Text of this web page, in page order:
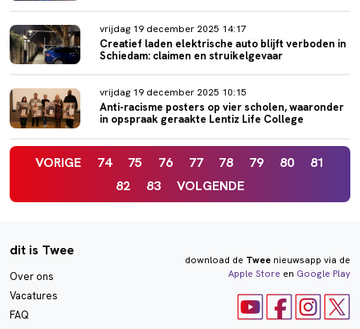
vrijdag 19 december 2025 14:17
Creatief laden elektrische auto blijft verboden in
Schiedam: claimen en struikelgevaar
vrijdag 19 december 2025 10:15
Anti-racisme posters op vier scholen, waaronder
in opspraak geraakte Lentiz Life College
VORIGE 74 75 76 77 78 79 80
81
82
83 VOLGENDE
dit is Twee
Over ons
Vacatures
FAQ
download de Tweenieuwsapp via de
Apple Store en Google Play